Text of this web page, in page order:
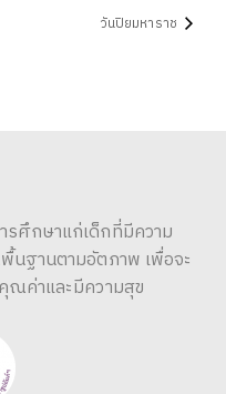
วันปิยมหาราช
ศึกษาแก่เด็กที่มีความ
นฐานตามอัตภาพ เพื่อจะ
ณค่าและมีความสุข